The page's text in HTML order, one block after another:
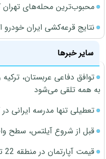
محبوب‌ترین محله‌های تهران
نتایج قرعه‌کشی ایران خودرو
سایر خبرها
توافق دفاعی عربستان،
به همه تلقی می‌شود
تعطیلی تنها مدرسه ایرانی
قبل از شروع آیلتس، سطح
قیمت آپارتمان در منطقه 22 تهران چقدر است؟